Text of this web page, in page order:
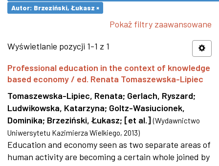
Autor: Brzeziński, Łukasz ×
Pokaż filtry zaawansowane
Wyświetlanie pozycji 1-1 z 1
Professional education in the context of knowledge
based economy / ed. Renata Tomaszewska-Lipiec
Tomaszewska-Lipiec, Renata; Gerlach, Ryszard;
Ludwikowska, Katarzyna; Goltz-Wasiucionek,
Dominika; Brzeziński, Łukasz; [et al.] (Wydawnictwo
Uniwersytetu Kazimierza Wielkiego, 2013)
Education and economy seen as two separate areas of
human activity are becoming a certain whole joined by